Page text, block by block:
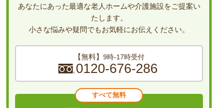
あなたにあった最適な老人ホームや介護施設をご提案い
たします。
小さな悩みや疑問でもお気軽にお伝えください。
0120-676-286
【無料】 9時-17時受付
すべて無料